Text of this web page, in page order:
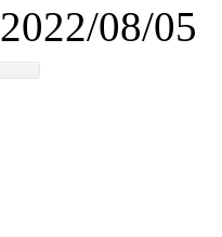
2022/08/05